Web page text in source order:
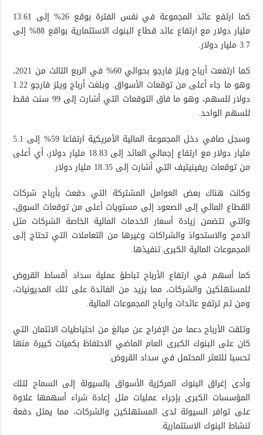
كما ارتفع عائد المجموعة في نفس الفترة بوقع 26% إلى 13.61
مليار دولار مع ارتفاع عائد قطاع البنوك الاستثمارية بواقع 88% إلى
3.7 مليار دولار.
كما ارتفعت أرباح ويلز فارجو بحوالي 60% في الربع الثالث من 2021،
وهو ما جاء أعلى من توقعات الأسواق. وبلغت أرباج ويلز فارجو 1.22
دولار للسهم، وهو ما فاق التوقعات التي أشارت إلى 99 سنت فقط
للسهم الواحد.
وسجل صافي دخل المجموعة المالية الأمريكية ارتفاعا 59% إلى 5.1
مليار دولار مع ارتفاع إجمالي العائد إلى 18.83 مليار دولار، أي أعلى
من توقعات ريفينيتيف التي أشارت إلى 18.35 مليار دولار.
وكانت هناك بعض العوامل المشتركة التي دفعت بأرباح شركات
القطاع المالي إلى الصعود إلى مستويات أعلى من توقعات السوق،
والتي تتضمن زيادة أسعار الخدمات المالية الخاصة الشركات مثل
الدمج والاستحواذ والشراكات وغيرها من التعاملات التي تحتاج إلى
المجموعات المالية الكبرى تنفيذها.
كما أسهم في ارتفاع الأرباح تباطؤ عملية سداد أقساط القروض
للمستهلكين والشركات، مما يزيد من الفائدة على تلك المديونيات،
ومن ثم ترتفع عائدات وأرباح المجموعات المالية.
وتلقت الأرباح دعما من الإفراج عن مبالغ من احتياطيات الائتمان التي
كان على البنوك الكبرى العام الماضي الاحتفاظ بكميات كبيرة منها
تحسبا للتعثر المحتمل في سداد القروض.
وأدى إغراق البنوك المركزية الأسواق بالسيولة إلى السماح لتلك
المؤسسات الكبرى بإجراء عمليات مثل إعادة شراء أسهمها علاوة
على توافر السيولة لدى المستهلكين والشركات، مما يمثل دفعة
لنشاط البنوك الاستثمارية.